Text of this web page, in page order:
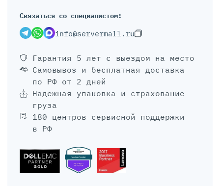
Связаться со специалистом:
info@servermall.ru
Гарантия 5 лет с выездом на место
Самовывоз и бесплатная доставка
по РФ от 2 дней
Надежная упаковка и страхование
груза
180 центров сервисной поддержки
в РФ